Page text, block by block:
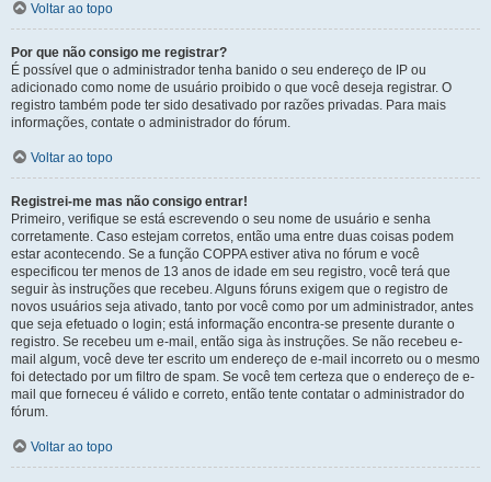
Voltar ao topo
Por que não consigo me registrar?
É possível que o administrador tenha banido o seu endereço de IP ou
adicionado como nome de usuário proibido o que você deseja registrar. O
registro também pode ter sido desativado por razões privadas. Para mais
informações, contate o administrador do fórum.
Voltar ao topo
Registrei-me mas não consigo entrar!
Primeiro, verifique se está escrevendo o seu nome de usuário e senha
corretamente. Caso estejam corretos, então uma entre duas coisas podem
estar acontecendo. Se a função COPPA estiver ativa no fórum e você
especificou ter menos de 13 anos de idade em seu registro, você terá que
seguir às instruções que recebeu. Alguns fóruns exigem que o registro de
novos usuários seja ativado, tanto por você como por um administrador, antes
que seja efetuado o login; está informação encontra-se presente durante o
registro. Se recebeu um e-mail, então siga às instruções. Se não recebeu e-
mail algum, você deve ter escrito um endereço de e-mail incorreto ou o mesmo
foi detectado por um filtro de spam. Se você tem certeza que o endereço de e-
mail que forneceu é válido e correto, então tente contatar o administrador do
fórum.
Voltar ao topo